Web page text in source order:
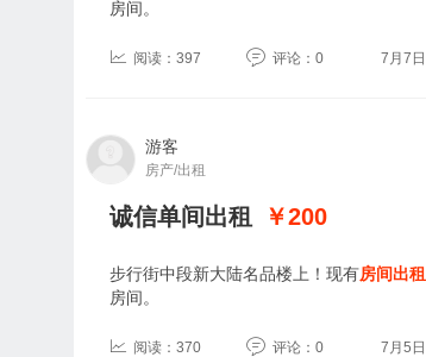
房间。
阅读：397 评论：0 7月7日
游客
房产/出租
诚信单间出租 ￥200
步行街中段新大陆名品楼上！现有房间出租
房间。
阅读：370 评论：0 7月5日